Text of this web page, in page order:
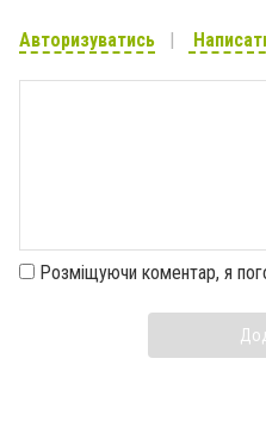
Авторизуватись
Розміщуючи коментар, я